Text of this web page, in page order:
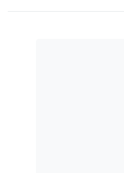
merece destaque a criação de um